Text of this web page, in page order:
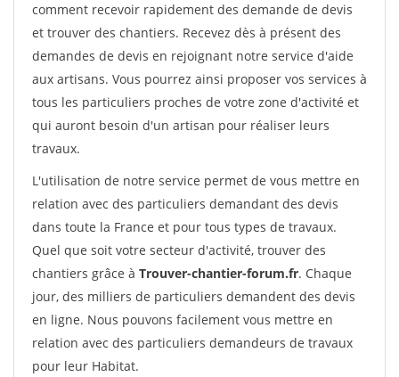
comment recevoir rapidement des demande de devis
et trouver des chantiers. Recevez dès à présent des
demandes de devis en rejoignant notre service d'aide
aux artisans. Vous pourrez ainsi proposer vos services à
tous les particuliers proches de votre zone d'activité et
qui auront besoin d'un artisan pour réaliser leurs
travaux.
L'utilisation de notre service permet de vous mettre en
relation avec des particuliers demandant des devis
dans toute la France et pour tous types de travaux.
Quel que soit votre secteur d'activité, trouver des
chantiers grâce à Trouver-chantier-forum.fr. Chaque
jour, des milliers de particuliers demandent des devis
en ligne. Nous pouvons facilement vous mettre en
relation avec des particuliers demandeurs de travaux
pour leur Habitat.